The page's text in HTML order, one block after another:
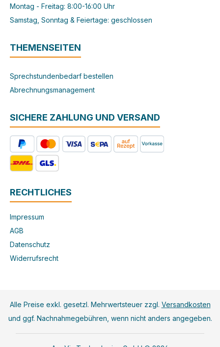
Montag - Freitag: 8:00-16:00 Uhr
Samstag, Sonntag & Feiertage: geschlossen
THEMENSEITEN
Sprechstundenbedarf bestellen
Abrechnungsmanagement
SICHERE ZAHLUNG UND VERSAND
RECHTLICHES
Impressum
AGB
Datenschutz
Widerrufsrecht
Alle Preise exkl. gesetzl. Mehrwertsteuer zzgl. Versandkosten
und ggf. Nachnahmegebühren, wenn nicht anders angegeben.